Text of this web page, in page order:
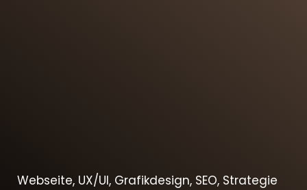
Webseite, UX/UI, Grafikdesign, SEO, Strategie